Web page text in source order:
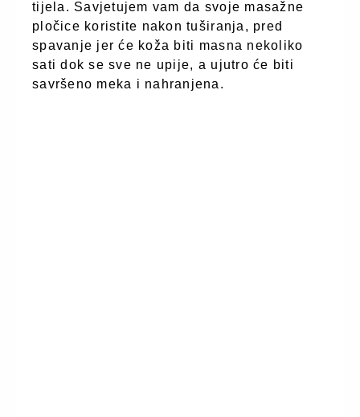
tijela. Savjetujem vam da svoje masažne
pločice koristite nakon tuširanja, pred
spavanje jer će koža biti masna nekoliko
sati dok se sve ne upije, a ujutro će biti
savršeno meka i nahranjena.